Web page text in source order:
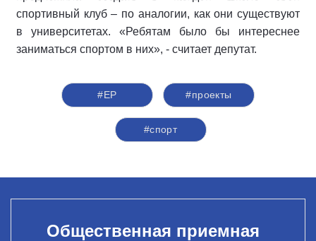
спортивный клуб – по аналогии, как они существуют
в университетах. «Ребятам было бы интереснее
заниматься спортом в них», - считает депутат.
#ЕР #проекты
#спорт
Общественная приемная